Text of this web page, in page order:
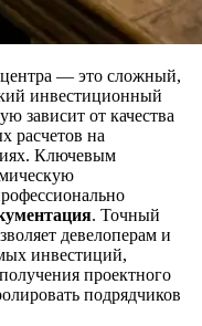
центра — это сложный,
инвестиционный
зависит от качества
расчетов на
Ключевым
. Точный
девелоперам и
инвестиций,
проектного
подрядчиков